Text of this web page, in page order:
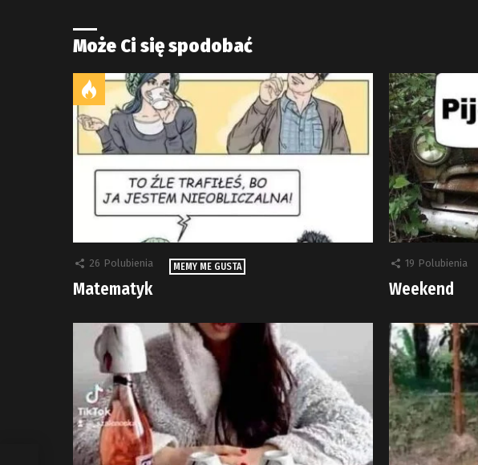
Może Ci się spodobać
26 Polubienia MEMY ME GUSTA
Matematyk
19 Polubienia
Weekend